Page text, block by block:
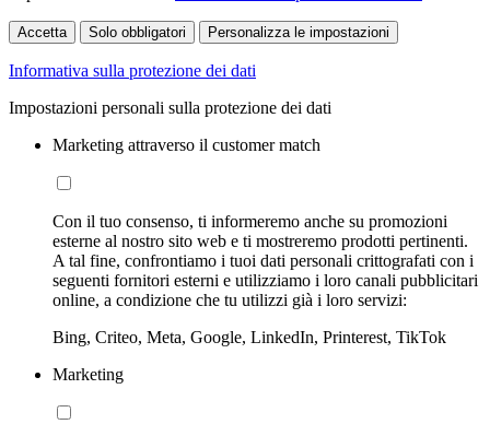
Accetta Solo obbligatori Personalizza le impostazioni
Informativa sulla protezione dei dati
Impostazioni personali sulla protezione dei dati
Marketing attraverso il customer match
Con il tuo consenso, ti informeremo anche su promozioni
esterne al nostro sito web e ti mostreremo prodotti pertinenti.
A tal fine, confrontiamo i tuoi dati personali crittografati con i
seguenti fornitori esterni e utilizziamo i loro canali pubblicitari
online, a condizione che tu utilizzi già i loro servizi:
Bing, Criteo, Meta, Google, LinkedIn, Printerest, TikTok
Marketing